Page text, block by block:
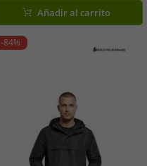
Añadir al carrito
-84%